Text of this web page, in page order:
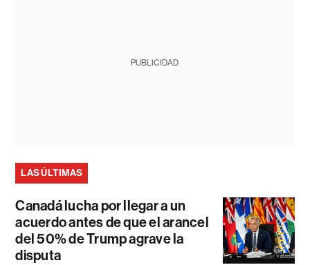
PUBLICIDAD
LAS ÚLTIMAS
Canadá lucha por llegar a un
acuerdo antes de que el arancel
del 50% de Trump agrave la
disputa